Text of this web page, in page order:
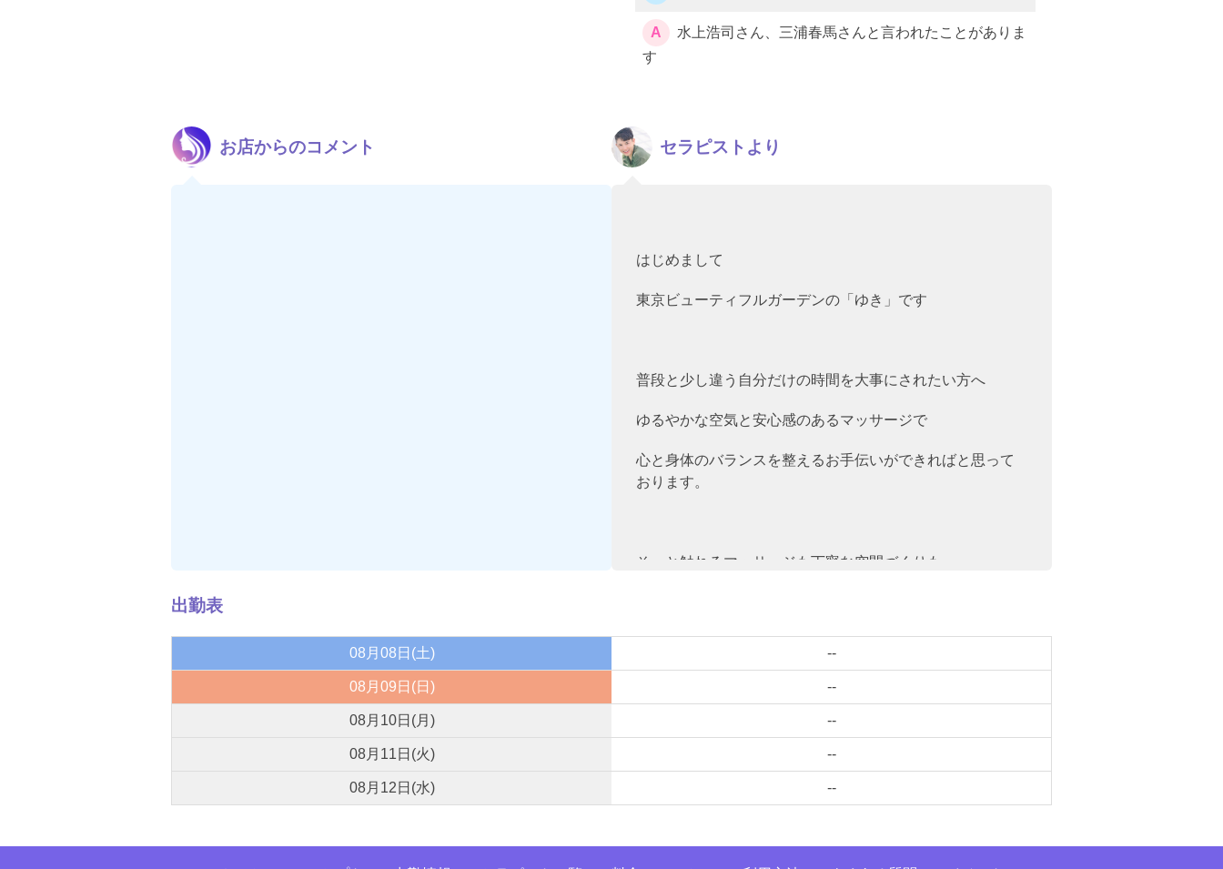
A
水上浩司さん、三浦春馬さんと言われたことがありま
す
お店からのコメント セラピストより
はじめまして
東京ビューティフルガーデンの「ゆき」です
普段と少し違う自分だけの時間を大事にされたい方へ
ゆるやかな空気と安心感のあるマッサージで
心と身体のバランスを整えるお手伝いができればと思って
おります。
そっと触れるマッサージも丁寧な空間づくりも
いただけたらと思っています。
出勤表
08月08日(土) --
08月09日(日) --
08月10日(月) --
08月11日(火) --
08月12日(水) --